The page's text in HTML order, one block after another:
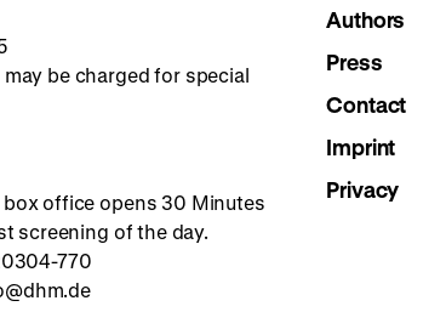
be charged for special
box office opens 30 Minutes
screening of the day.
770
Authors
Press
Contact
Imprint
Privacy